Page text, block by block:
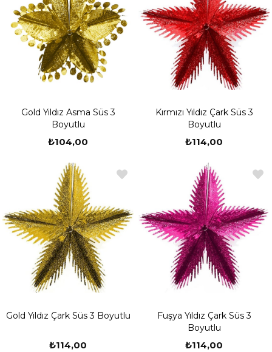
Gold Yıldız Asma Süs 3
Boyutlu
₺104,00
Kırmızı Yıldız Çark Süs 3
Boyutlu
₺114,00
Gold Yıldız Çark Süs 3 Boyutlu
₺114,00
Fuşya Yıldız Çark Süs 3
Boyutlu
₺114,00